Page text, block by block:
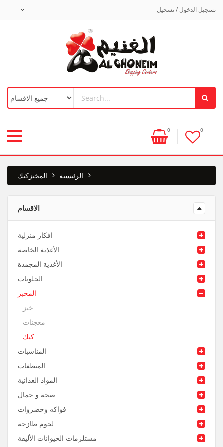
تسجيل الدخول / تسجيل
0 0
الرئيسية المخبز كيك
الاقسام
افكار منزلية
الأغذية الخاصة
الأغذية المجمدة
الحلويات
المخبز
خبز
معجنات
كيك
المناسبات
المنظفات
المواد الغذائية
صحة و جمال
فواكه وخضروات
لحوم طازجة
مستلزمات الحيوانات الأليفة